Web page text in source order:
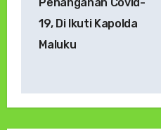
19, Di Ikuti Kapolda
Maluku